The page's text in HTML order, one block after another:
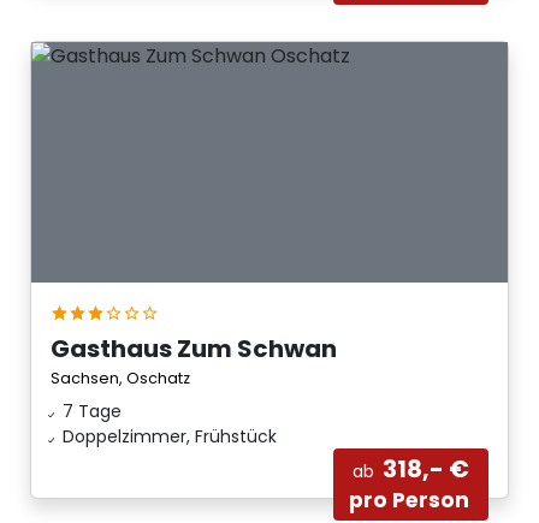
Gasthaus Zum Schwan
Sachsen, Oschatz
7 Tage
Doppelzimmer, Frühstück
ab 318,- €
pro Person